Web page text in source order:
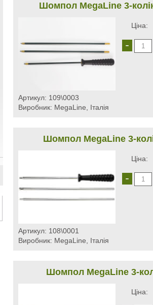
Шомпол MegaLine 3-
Ціна:
-
Артикул: 109\0003
Виробник: MegaLine, Італія
Шомпол MegaLine 3-
Ціна:
-
Артикул: 108\0001
Виробник: MegaLine, Італія
Шомпол MegaLine 3-
Ціна: